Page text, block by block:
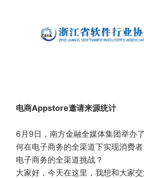
电商Appstore邀请来源统计
6月9日，南方金融全媒体集团举办
何在电子商务的全渠道下实现消费
电子商务的全渠道挑战？
大家好，今天在这里，我想和大家